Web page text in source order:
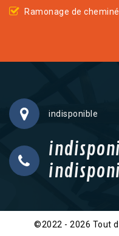
Ramonage de
indisponible
©2022 - 2026 Tout